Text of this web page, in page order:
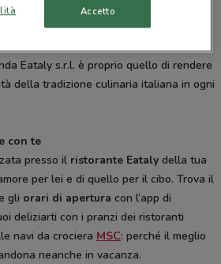
ragionevoli, perché frutto di un risparmio
e distribuzione degli alimenti e
Eataly s.r.l. è proprio quello di rendere
della tradizione culinaria italiana in ogni
con te
presso il ristorante Eataly della tua
per lei e di quello per il cibo. Trova il
gli orari di apertura con l’app di
deliziarti con i pranzi dei ristoranti
navi da crociera MSC: perché il meglio
neanche in vacanza.
Accetto